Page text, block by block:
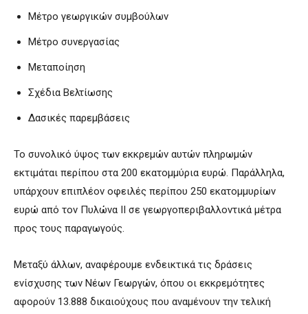
Μέτρο γεωργικών συμβούλων
Μέτρο συνεργασίας
Μεταποίηση
Σχέδια Βελτίωσης
Δασικές παρεμβάσεις
Το συνολικό ύψος των εκκρεμών αυτών πληρωμών
εκτιμάται περίπου στα 200 εκατομμύρια ευρώ. Παράλληλα,
υπάρχουν επιπλέον οφειλές περίπου 250 εκατομμυρίων
ευρώ από τον Πυλώνα ΙΙ σε γεωργοπεριβαλλοντικά μέτρα
προς τους παραγωγούς.
Μεταξύ άλλων, αναφέρουμε ενδεικτικά τις δράσεις
ενίσχυσης των Νέων Γεωργών, όπου οι εκκρεμότητες
αφορούν 13.888 δικαιούχους που αναμένουν την τελική